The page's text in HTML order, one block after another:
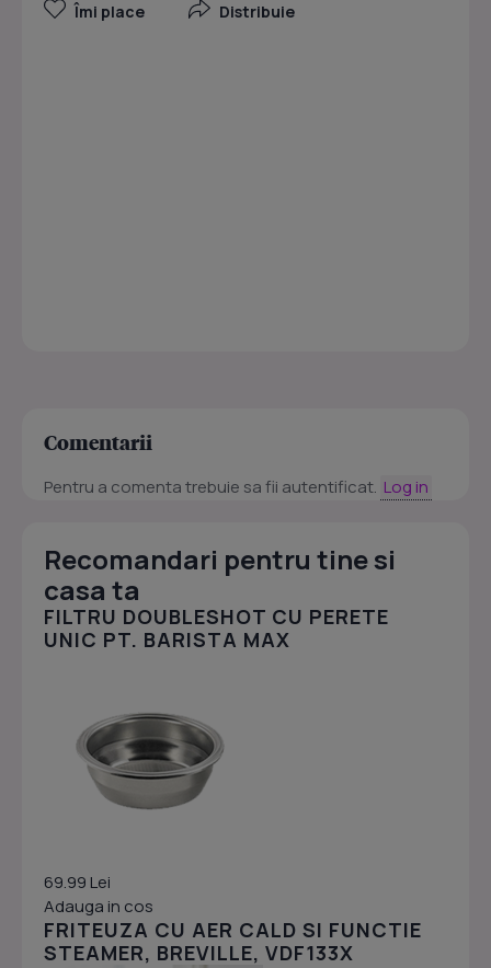
Îmi place Distribuie
Comentarii
Pentru a comenta trebuie sa fii autentificat. Log in
Recomandari pentru tine si
casa ta
FILTRU DOUBLESHOT CU PERETE
UNIC PT. BARISTA MAX
69.99 Lei
Adauga in cos
FRITEUZA CU AER CALD SI FUNCTIE
STEAMER, BREVILLE, VDF133X